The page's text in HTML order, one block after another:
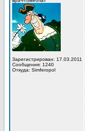
Зарегистрирован: 17.03.2011
Сообщения: 1240
Откуда: Simferopol